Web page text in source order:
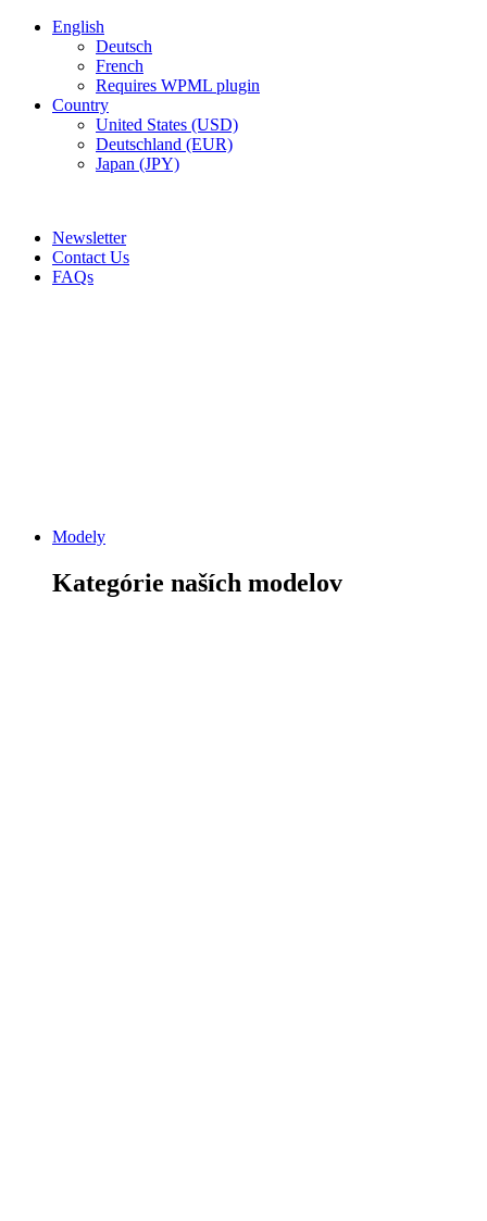
English
Deutsch
French
Requires WPML plugin
Country
United States (USD)
Deutschland (EUR)
Japan (JPY)
Newsletter
Contact Us
FAQs
Modely
Kategórie naších modelov